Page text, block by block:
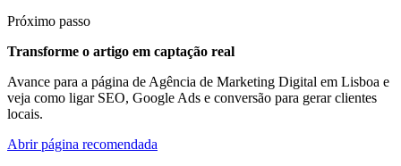
Próximo passo
Transforme o artigo em captação real
Avance para a página de Agência de Marketing Digital em Lisboa e
veja como ligar SEO, Google Ads e conversão para gerar clientes
locais.
Abrir página recomendada